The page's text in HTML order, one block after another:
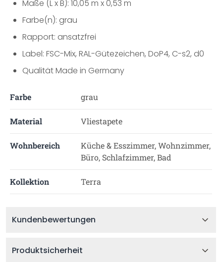
Maße (L x B): 10,05 m x 0,53 m
Farbe(n): grau
Rapport: ansatzfrei
Label: FSC-Mix, RAL-Gütezeichen, DoP4, C-s2, d0
Qualität Made in Germany
Farbe grau
Material Vliestapete
Wohnbereich
Küche & Esszimmer, Wohnzimmer,
Büro, Schlafzimmer, Bad
Kollektion Terra
Kundenbewertungen
Produktsicherheit